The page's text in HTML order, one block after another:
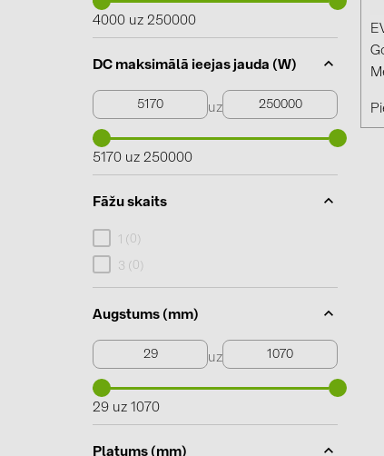
4000 uz 250000
DC maksimālā ieejas jauda (W)
uz
5170 uz 250000
Fāžu skaits
1 ( 0
3 ( 0
Augstums (mm)
uz
29 uz 1070
Platums (mm)